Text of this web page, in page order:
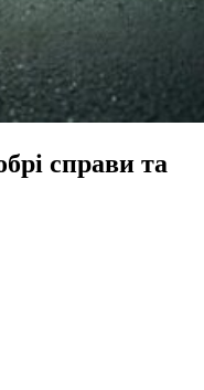
справи та